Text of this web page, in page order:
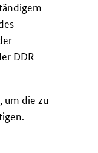
DDR
um die zu